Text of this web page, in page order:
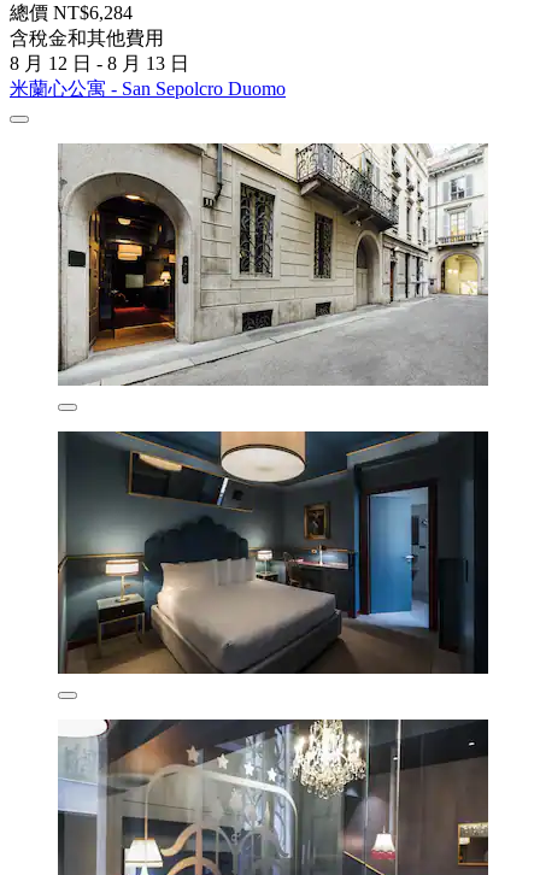
總價 NT$6,284
含稅金和其他費用
8 月 12 日 - 8 月 13 日
米蘭心公寓 - San Sepolcro Duomo